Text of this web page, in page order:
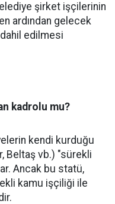
şirket işçilerinin
ardından gelecek
edilmesi
kadrolu mu?
kendi kurduğu
Beltaş vb.) "sürekli
Ancak bu statü,
kamu işçiliği ile